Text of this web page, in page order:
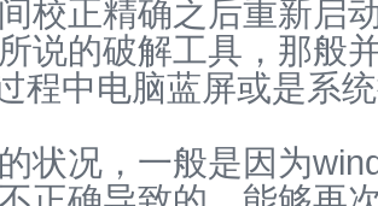
校正精确之后重新启
说的破解工具，那般
程中电脑蓝屏或是系
状况，一般是因为